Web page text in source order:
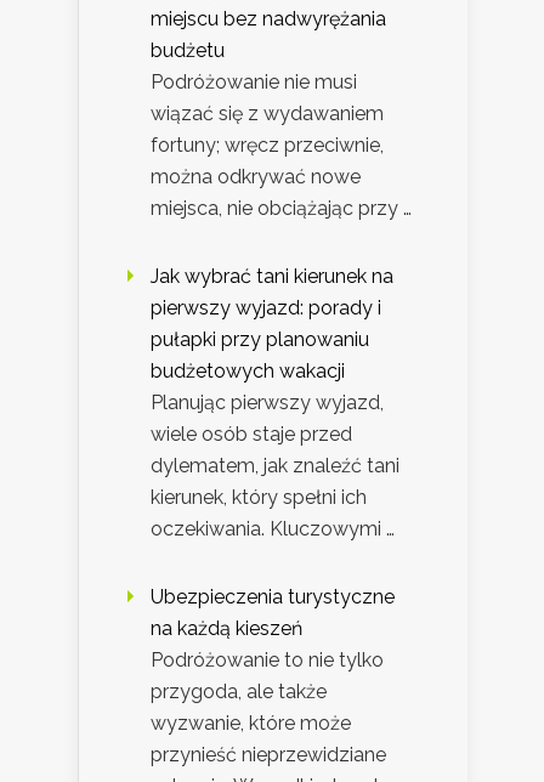
miejscu bez nadwyrężania
budżetu
Podróżowanie nie musi
wiązać się z wydawaniem
fortuny; wręcz przeciwnie,
można odkrywać nowe
miejsca, nie obciążając przy …
Jak wybrać tani kierunek na
pierwszy wyjazd: porady i
pułapki przy planowaniu
budżetowych wakacji
Planując pierwszy wyjazd,
wiele osób staje przed
dylematem, jak znaleźć tani
kierunek, który spełni ich
oczekiwania. Kluczowymi …
Ubezpieczenia turystyczne
na każdą kieszeń
Podróżowanie to nie tylko
przygoda, ale także
wyzwanie, które może
przynieść nieprzewidziane